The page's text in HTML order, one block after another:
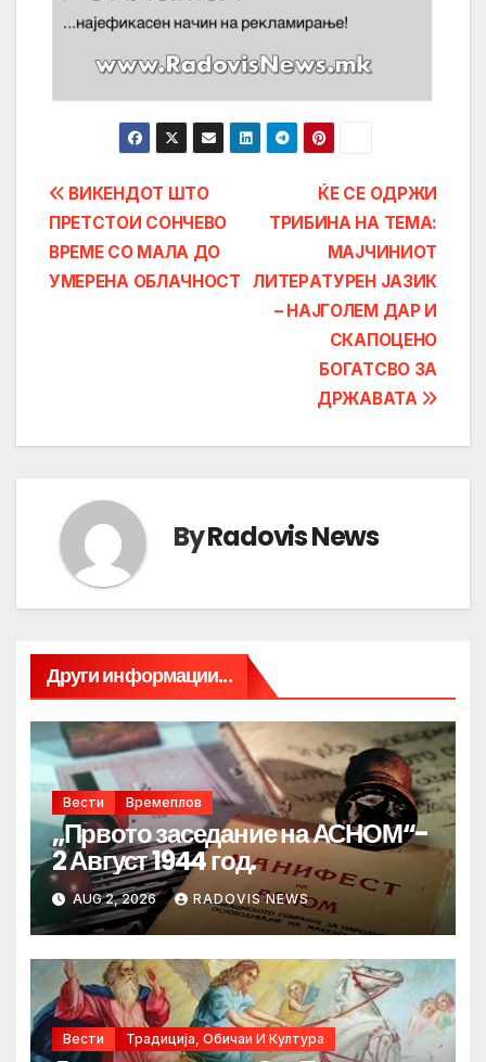
Post
navigation
ЌЕ СЕ ОДРЖИ
ТРИБИНА НА ТЕМА:
МАЈЧИНИОТ
ЛИТЕРAТУРЕН ЈАЗИК
– НАЈГОЛЕМ ДАР И
СКАПОЦЕНО
БОГАТСВО ЗА
ДРЖАВАТА
ВИКЕНДОТ ШТО
ПРЕТСТОИ СОНЧЕВО
ВРЕМЕ СО МАЛА ДО
УМЕРЕНА ОБЛАЧНОСТ
ByRadovis News
Други информации...
Вести Времеплов
„Првото заседание на АСНОМ“-
2 Август 1944 год.
AUG 2, 2026 RADOVIS NEWS
Вести Традиција, Обичаи И Култура